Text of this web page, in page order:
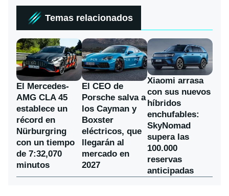
Temas relacionados
El Mercedes-
AMG CLA 45
establece un
récord en
Nürburgring
con un tiempo
de 7:32,070
minutos
El CEO de
Porsche salva a
los Cayman y
Boxster
eléctricos, que
llegarán al
mercado en
2027
Xiaomi arrasa
con sus nuevos
híbridos
enchufables:
SkyNomad
supera las
100.000
reservas
anticipadas